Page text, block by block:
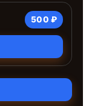
500 ₽